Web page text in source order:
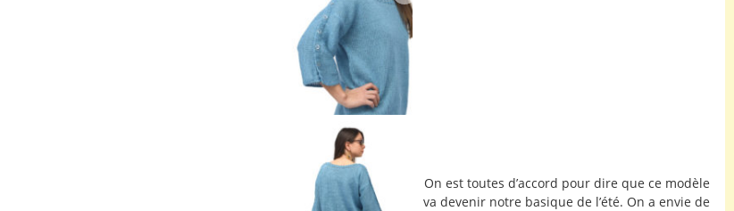
On est toutes d’accord pour dire que ce modèle
va devenir notre basique de l’été. On a envie de